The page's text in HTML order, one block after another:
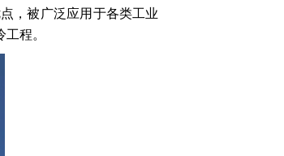
，被广泛应用于各类工业
程。